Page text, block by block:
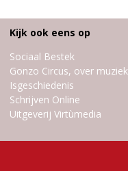
Kijk ook eens op
Sociaal Bestek
Gonzo Circus, over muziek
Isgeschiedenis
Schrijven Online
Uitgeverij Virtùmedia